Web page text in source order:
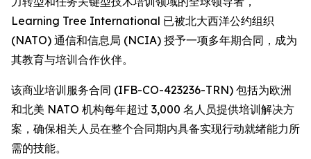
Learning Tree International 已被北大西洋公约组织
(NATO) 通信和信息局 (NCIA) 授予一项多年期合同，成为
其教育与培训合作伙伴。
该商业培训服务合同 (IFB-CO-423236-TRN) 包括为欧洲
和北美 NATO 机构每年超过 3,000 名人员提供培训解决方
案，确保相关人员在整个合同期内具备实现行动就绪能力所
需的技能。